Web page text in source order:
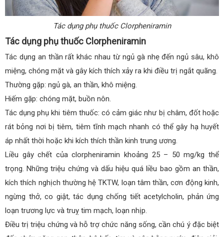
Tác dụng phụ thuốc Clorpheniramin
Tác dụng phụ thuốc Clorpheniramin
Tác dụng an thần rất khác nhau từ ngủ gà nhẹ đến ngủ sâu, khô
miệng, chóng mặt và gây kích thích xảy ra khi điều trị ngắt quãng.
Thường gặp: ngủ gà, an thần, khô miệng.
Hiếm gặp: chóng mặt, buồn nôn.
Tác dụng phụ khi tiêm thuốc: có cảm giác như bị châm, đốt hoặc
rát bỏng nơi bị tiêm, tiêm tĩnh mạch nhanh có thể gây hạ huyết
áp nhất thời hoặc khi kích thích thần kinh trung ương.
Liều gây chết của clorpheniramin khoảng 25 – 50 mg/kg thể
trọng. Những triệu chứng và dấu hiệu quá liều bao gồm an thần,
kích thích nghịch thường hệ TKTW, loạn tâm thần, cơn động kinh,
ngừng thở, co giật, tác dụng chống tiết acetylcholin, phản ứng
loạn trương lực và truỵ tim mạch, loạn nhịp.
Điều trị triệu chứng và hỗ trợ chức năng sống, cần chú ý đặc biệt